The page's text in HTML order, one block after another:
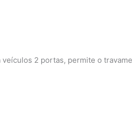
2 portas, permite o